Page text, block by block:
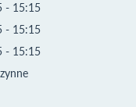
- 15:15
- 15:15
- 15:15